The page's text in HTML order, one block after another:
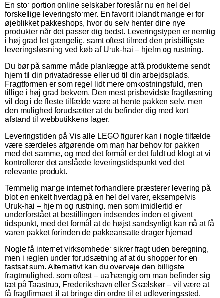
En stor portion online selskaber foreslår nu en hel del
forskellige leveringsformer. En favorit iblandt mange er for
øjeblikket pakkeshops, hvor du selv henter dine nye
produkter når det passer dig bedst. Leveringstypen er nemlig
i høj grad let gængelig, samt oftest tilmed den prisbilligste
leveringsløsning ved køb af Uruk-hai – hjelm og rustning.
Du bør på samme måde planlægge at få produkterne sendt
hjem til din privatadresse eller ud til din arbejdsplads.
Fragtformen er som regel lidt mere omkostningsfuld, men
tillige i høj grad bekvem. Den mest prisbevidste fragtløsning
vil dog i de fleste tilfælde være at hente pakken selv, men
den mulighed forudsætter at du befinder dig med kort
afstand til webbutikkens lager.
Leveringstiden på Vis alle LEGO figurer kan i nogle tilfælde
være særdeles afgørende om man har behov for pakken
med det samme, og med det formål er det fuldt ud klogt at vi
kontrollerer det anslåede leveringstidspunkt ved det
relevante produkt.
Temmelig mange internet forhandlere præsterer levering på
blot en enkelt hverdag på en hel del varer, eksempelvis
Uruk-hai – hjelm og rustning, men som imidlertid er
underforstået at bestillingen indsendes inden et givent
tidspunkt, med det formål at de højst sandsynligt kan nå at få
varen pakket forinden de pakkeansatte drager hjemad.
Nogle få internet virksomheder sikrer fragt uden beregning,
men i reglen under forudsætning af at du shopper for en
fastsat sum. Alternativt kan du overveje den billigste
fragtmulighed, som oftest – uafhængig om man befinder sig
tæt på Taastrup, Frederikshavn eller Skælskør – vil være at
få fragtfirmaet til at bringe din ordre til et udleveringssted.